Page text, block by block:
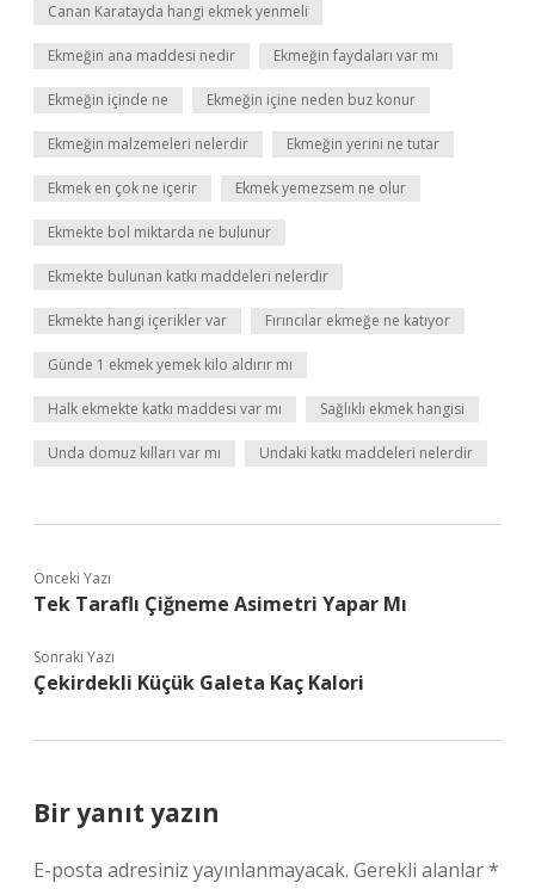
Canan Karatayda hangi ekmek yenmeli
Ekmeğin ana maddesi nedir Ekmeğin faydaları var mı
Ekmeğin içinde ne Ekmeğin içine neden buz konur
Ekmeğin malzemeleri nelerdir Ekmeğin yerini ne tutar
Ekmek en çok ne içerir Ekmek yemezsem ne olur
Ekmekte bol miktarda ne bulunur
Ekmekte bulunan katkı maddeleri nelerdir
Ekmekte hangi içerikler var Fırıncılar ekmeğe ne katıyor
Günde 1 ekmek yemek kilo aldırır mı
Halk ekmekte katkı maddesi var mı Sağlıklı ekmek hangisi
Unda domuz kılları var mı Undaki katkı maddeleri nelerdir
Önceki Yazı
Tek Taraflı Çiğneme Asimetri Yapar Mı
Sonraki Yazı
Çekirdekli Küçük Galeta Kaç Kalori
Bir yanıt yazın
E-posta adresiniz yayınlanmayacak. Gerekli alanlar*